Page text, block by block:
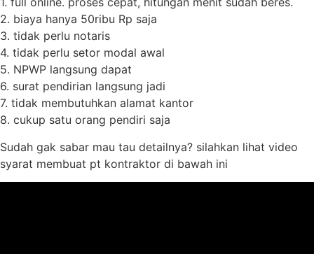
2. biaya hanya 50ribu Rp saja
3. tidak perlu notaris
4. tidak perlu setor modal awal
5. NPWP langsung dapat
6. surat pendirian langsung jadi
7. tidak membutuhkan alamat kantor
8. cukup satu orang pendiri saja
Sudah gak sabar mau tau detailnya? silahkan lihat video
syarat membuat pt kontraktor di bawah ini